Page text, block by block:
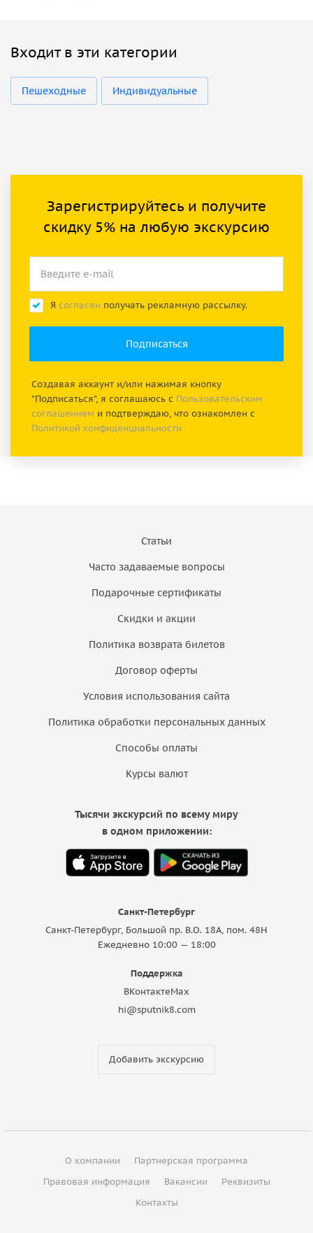
Входит в эти категории
Пешеходные Индивидуальные
Зарегистрируйтесь и получите
скидку 5% на любую экскурсию
Я согласен получать рекламную рассылку.
Создавая аккаунт и/или нажимая кнопку
"Подписаться", я соглашаюсь с Пользовательским
соглашением и подтверждаю, что ознакомлен с
Политикой конфиденциальности
Статьи
Часто задаваемые вопросы
Подарочные сертификаты
Скидки и акции
Политика возврата билетов
Договор оферты
Условия использования сайта
Политика обработки персональных данных
Способы оплаты
Курсы валют
Санкт-Петербург
Санкт-Петербург, Большой пр. В.О. 18A, пом. 48Н
Ежедневно 10:00 — 18:00
Поддержка
ВКонтактеMax
hi@sputnik8.com
Добавить экскурсию
Тысячи экскурсий по всему миру
в одном приложении:
О компании
Партнерская программа
Правовая информация
Вакансии
Реквизиты
Контакты